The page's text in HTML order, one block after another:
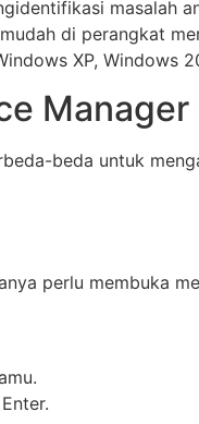
masalah
di perangkat
XP, Windows
beda untuk
perlu membuka